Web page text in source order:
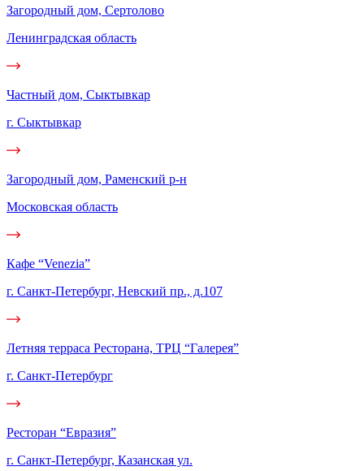
Загородный дом, Сертолово
Ленинградская область
Частный дом, Сыктывкар
г. Сыктывкар
Загородный дом, Раменский р-н
Московская область
Кафе “Venezia”
г. Санкт-Петербург, Невский пр., д.107
Летняя терраса Ресторана, ТРЦ “Галерея”
г. Санкт-Петербург
Ресторан “Евразия”
г. Санкт-Петербург, Казанская ул.